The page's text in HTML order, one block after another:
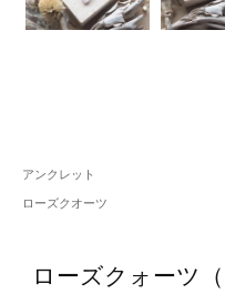
アンクレット
ローズクオーツ
ローズクォーツ